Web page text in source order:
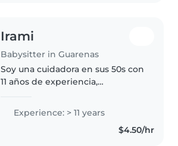
Irami
Babysitter in Guarenas
Soy una cuidadora en sus 50s con
11 años de experiencia,
preescolar. Tengo un bachiller
integral y me encanta compartir
mi pasión por el arte y la música..
Experience: > 11 years
$4.50/hr